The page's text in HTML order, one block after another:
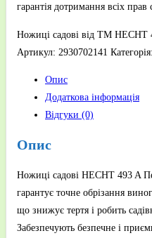
гарантія дотримання всіх
Ножиці садові від ТМ HECHT
Артикул: 2930702141 Категорія:
Опис
Додаткова інформація
Відгуки (0)
Опис
Ножиці садові HECHT 493 A
гарантує точне обрізання
що знижує тертя і робить
Забезпечують безпечне і